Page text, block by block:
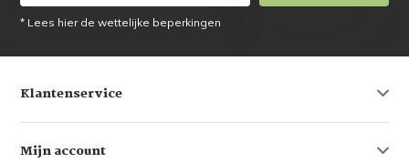
* Lees hier de wettelijke beperkingen
Klantenservice
Mijn account